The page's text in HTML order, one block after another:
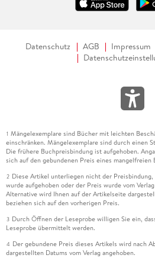
Datenschutz AGB Impressum
1 Mängelexemplare sind Bücher mit leichten
einschränken. Mängelexemplare sind durch einen
Die frühere Buchpreisbindung ist aufgehoben.
sich auf den gebundenen Preis eines mangelfreien
2 Diese Artikel unterliegen nicht der
wurde aufgehoben oder der Preis wurde vom
Alternative wird Ihnen auf der Artikelseite
beziehen sich auf den vorherigen Preis.
3 Durch Öffnen der Leseprobe willigen Sie ein,
Leseprobe übermittelt werden.
4 Der gebundene Preis dieses Artikels wird nach
dargestellten Datums vom Verlag angehoben.